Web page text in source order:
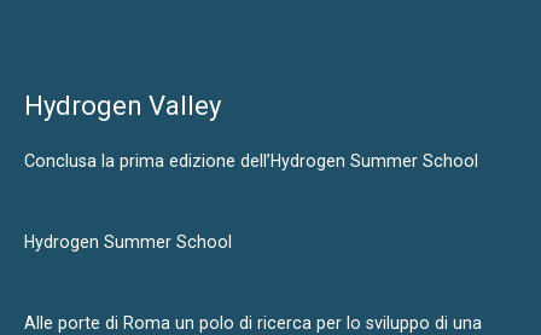
Hydrogen Valley
Conclusa la prima edizione dell’Hydrogen Summer School
Hydrogen Summer School
Alle porte di Roma un polo di ricerca per lo sviluppo di una